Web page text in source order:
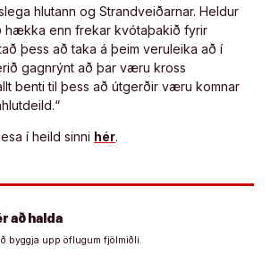
hlutann og Strandveiðarnar. Heldur
hækka enn frekar kvótaþakið fyrir
þess að taka á þeim veruleika að í
gagnrýnt að þar væru kross
benti til þess að útgerðir væru komnar
í heild sinni hér.
að halda
byggja upp öflugum fjölmiðli.